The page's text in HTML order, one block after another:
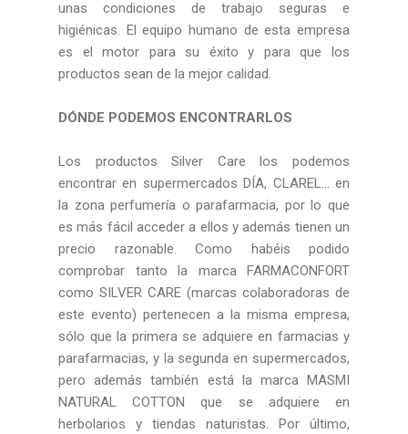
unas condiciones de trabajo seguras e
higiénicas. El equipo humano de esta empresa
es el motor para su éxito y para que los
productos sean de la mejor calidad.
DÓNDE PODEMOS ENCONTRARLOS
Los productos Silver Care los podemos
encontrar en supermercados DÍA, CLAREL... en
la zona perfumería o parafarmacia, por lo que
es más fácil acceder a ellos y además tienen un
precio razonable. Como habéis podido
comprobar tanto la marca FARMACONFORT
como SILVER CARE (marcas colaboradoras de
este evento) pertenecen a la misma empresa,
sólo que la primera se adquiere en farmacias y
parafarmacias, y la segunda en supermercados,
pero además también está la marca MASMI
NATURAL COTTON que se adquiere en
herbolarios y tiendas naturistas. Por último,